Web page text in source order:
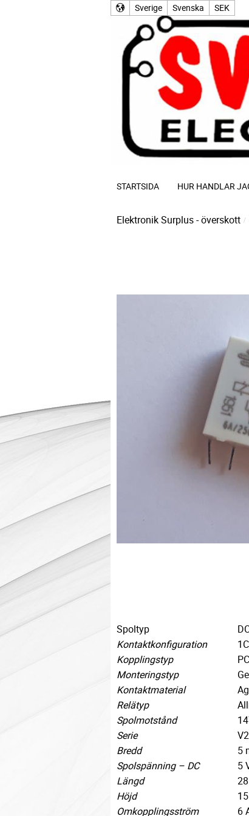
Sverige Svenska SEK
STARTSIDA HUR HANDLAR
Elektronik Surplus - överskott
Spoltyp
Kontaktkonfiguration
Kopplingstyp
Monteringstyp
Kontaktmaterial
Relätyp
Spolmotstånd
Serie
Bredd
5
Spolspänning – DC
5
Längd
28
Höjd
15
Omkopplingsström
6